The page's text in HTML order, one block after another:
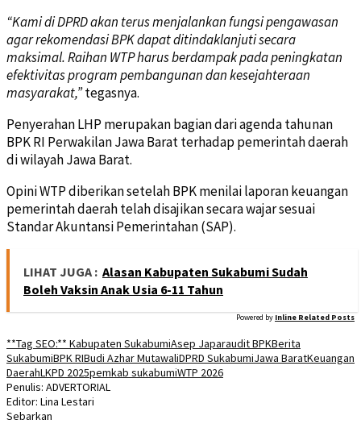
“Kami di DPRD akan terus menjalankan fungsi pengawasan
agar rekomendasi BPK dapat ditindaklanjuti secara
maksimal. Raihan WTP harus berdampak pada peningkatan
efektivitas program pembangunan dan kesejahteraan
masyarakat,”tegasnya.
Penyerahan LHP merupakan bagian dari agenda tahunan
BPK RI Perwakilan Jawa Barat terhadap pemerintah daerah
di wilayah Jawa Barat.
Opini WTP diberikan setelah BPK menilai laporan keuangan
pemerintah daerah telah disajikan secara wajar sesuai
Standar Akuntansi Pemerintahan (SAP).
LIHAT JUGA : Alasan Kabupaten Sukabumi Sudah
Boleh Vaksin Anak Usia 6-11 Tahun
Powered by Inline Related Posts
**Tag SEO:** Kabupaten SukabumiAsep Japaraudit BPKBerita
SukabumiBPK RIBudi Azhar MutawaliDPRD SukabumiJawa BaratKeuangan
DaerahLKPD 2025pemkab sukabumiWTP 2026
Penulis: ADVERTORIAL
Editor: Lina Lestari
Sebarkan